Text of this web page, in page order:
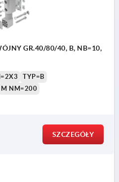
GR.40/80/40, B, NB=10,
TYP=B
M NM=200
SZCZEGÓŁY